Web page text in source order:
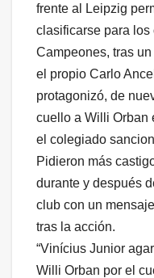
frente al Leipzig
clasificarse para
Campeones, tras un
el propio Carlo
protagonizó, de
cuello a Willi Orban
el colegiado
Pidieron más
durante y después
club con un
tras la acción.
“Vinícius Junior
Willi Orban por el